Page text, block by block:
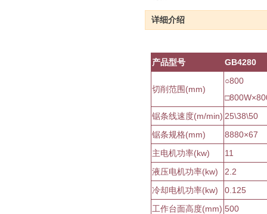
详细介绍
产品型号 GB4280
切削范围(mm)
○800
锯条线速度(m/min) 25\38\50
锯条规格(mm)
8880×67
主电机功率(kw)
11
液压电机功率(kw)
2.2
冷却电机功率(kw)
0.125
工作台面高度(mm) 500